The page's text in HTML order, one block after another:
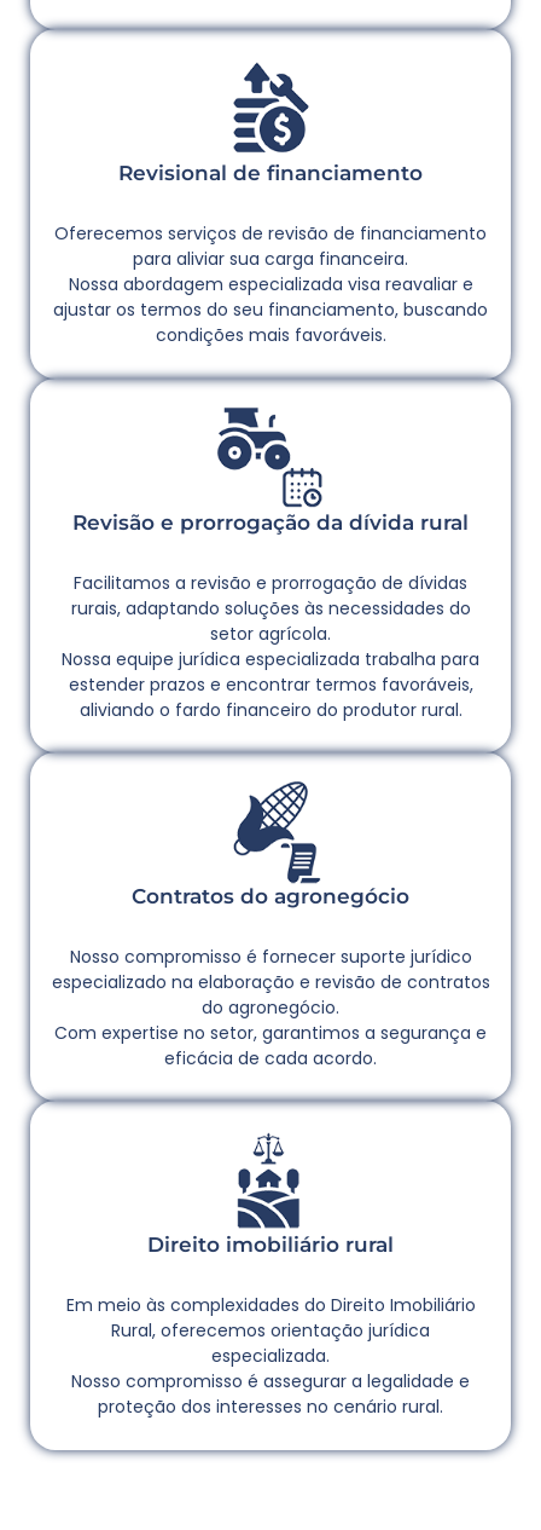
Revisional de financiamento
Oferecemos serviços de revisão de financiamento
para aliviar sua carga financeira.
Nossa abordagem especializada visa reavaliar e
ajustar os termos do seu financiamento, buscando
condições mais favoráveis.
Revisão e prorrogação da dívida rural
Facilitamos a revisão e prorrogação de dívidas
rurais, adaptando soluções às necessidades do
setor agrícola.
Nossa equipe jurídica especializada trabalha para
estender prazos e encontrar termos favoráveis,
aliviando o fardo financeiro do produtor rural.
Contratos do agronegócio
Nosso compromisso é fornecer suporte jurídico
especializado na elaboração e revisão de contratos
do agronegócio.
Com expertise no setor, garantimos a segurança e
eficácia de cada acordo.
Direito imobiliário rural
Em meio às complexidades do Direito Imobiliário
Rural, oferecemos orientação jurídica
especializada.
Nosso compromisso é assegurar a legalidade e
proteção dos interesses no cenário rural.